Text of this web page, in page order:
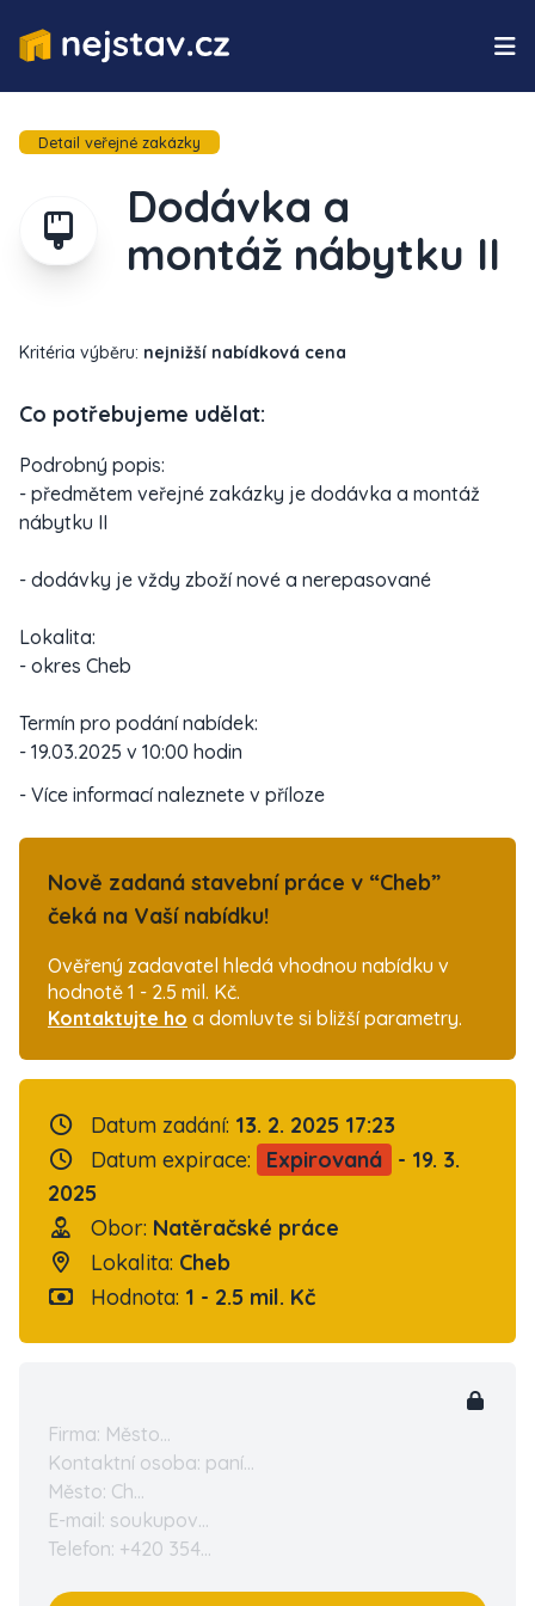
Detail veřejné zakázky
Dodávka a
montáž nábytku II
Kritéria výběru: nejnižší nabídková cena
Co potřebujeme udělat:
Podrobný popis:
- předmětem veřejné zakázky je dodávka a montáž
nábytku II
- dodávky je vždy zboží nové a nerepasované
Lokalita:
- okres Cheb
Termín pro podání nabídek:
- 19.03.2025 v 10:00 hodin
- Více informací naleznete v příloze
Nově zadaná stavební práce v “Cheb”
čeká na Vaší nabídku!
Ověřený zadavatel hledá vhodnou nabídku v
hodnotě 1 - 2.5 mil. Kč.
Kontaktujte ho a domluvte si bližší parametry.
Datum zadání: 13. 2. 2025 17:23
Datum expirace:
Expirovaná
- 19. 3.
2025
Obor: Natěračské práce
Lokalita: Cheb
Hodnota: 1 - 2.5 mil. Kč
Firma: Město...
Kontaktní osoba: paní...
Město: Ch...
E-mail: soukupov...
Telefon: +420 354...